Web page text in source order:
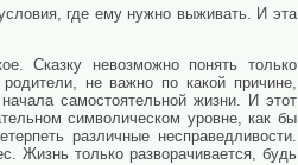
где ему нужно выживать. И эта
Сказку невозможно понять только
не важно по какой причине,
самостоятельной жизни. И этот
символическом уровне, как бы
различные несправедливости.
Жизнь только разворачивается, будь